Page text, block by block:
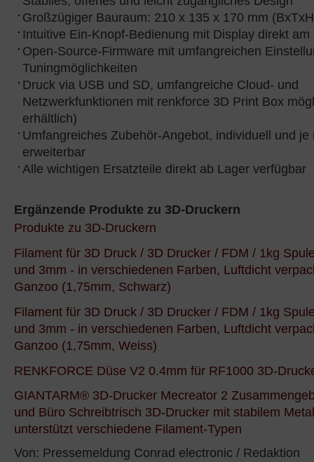
Großzügiger Bauraum: 210 x 135 x 170 mm
Intuitive Ein-Knopf-Bedienung mit Display direkt am
Open-Source-Firmware mit umfangreichen
Tuningmöglichkeiten
Druck via USB und SD, umfangreiche Cloud- und
Netzwerkfunktionen mit renkforce 3D Print Box
erhältlich)
Umfangreiches Zubehör-Angebot, individuell und je
erweiterbar
Alle wichtigen Ersatzteile direkt ab Lager verfügbar
Ergänzende Produkte zu 3D-Druckern
Produkte zu 3D-Druckern
Filament für 3D Druck / 3D Drucker / FDM / 1kg
und 3mm - in verschiedenen Farben, Luftdicht
Ganzoo (1,75mm, Schwarz)
Filament für 3D Druck / 3D Drucker / FDM / 1kg
und 3mm - in verschiedenen Farben, Luftdicht
Ganzoo (1,75mm, Weiss)
RENKFORCE Düse V2 0.4mm für RF1000 3D-
GIANTARM® 3D-Drucker Mecreator 2
und Büro Schreibtrisch 3D-Drucker mit stabilem
unterstützt verschiedene Filament-Typen
Von: Pressemeldung Conrad electronic / Redaktion